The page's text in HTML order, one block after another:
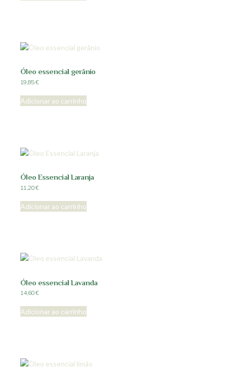
Óleo essencial gerânio
19,85€
Adicionar ao carrinho
Óleo Essencial Laranja
11,20€
Adicionar ao carrinho
Óleo essencial Lavanda
14,60€
Adicionar ao carrinho